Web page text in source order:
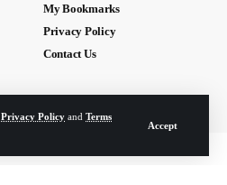
Privacy Policy and Terms
Accept
My Bookmarks
Privacy Policy
Contact Us